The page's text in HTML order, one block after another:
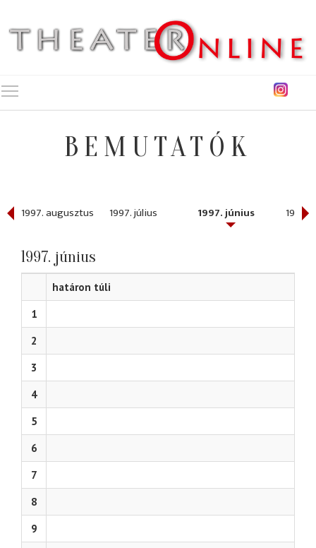
BEMUTATÓK
1997. augusztus 1997. július 1997. június 1997.
1997. június
határon túli
1
2
3
4
5
6
7
8
9